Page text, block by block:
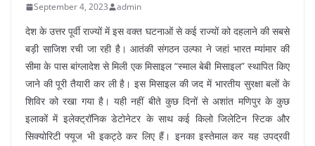
September 4, 2023 admin
देश के उत्तर पूर्वी राज्यों में इस वक्त घटनाओं से कई राज्यों को दहलाने की सबसे
बड़ी साजिश रची जा रही है। आतंकी संगठन उल्फा ने जहां भारत म्यांमार की
सीमा के पास बांग्लादेश से मिली एक मिसाइल “स्माल बेबी मिसाइल” स्थापित किए
जाने की पूरी तैयारी कर ली है। इस मिसाइल की जद में भारतीय सुरक्षा बलों के
शिविर को रखा गया है। यही नहीं बीते कुछ दिनों से अशांत मणिपुर के कुछ
इलाकों में इलेक्ट्रॉनिक डेटोनेटर के साथ कई किलो जिलेटिन स्टिक और
सिक्योरिटी फ्यूज भी इकट्ठे कर लिए हैं। इनका इस्तेमाल कर यह उपद्रवी